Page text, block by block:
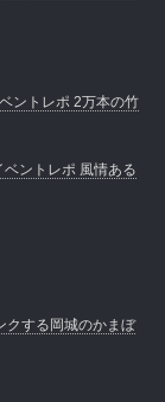
ントレポ 2万本の竹
ントレポ 風情ある
クする岡城のかまぼ